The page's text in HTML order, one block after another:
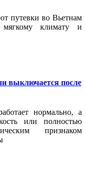
путевки во Вьетнам
мягкому климату и
выключается после
нормально, а
или полностью
признаком